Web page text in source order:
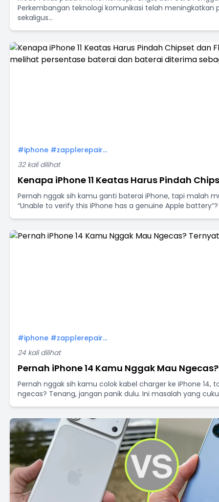
Perkembangan teknologi komunikasi telah meningkatkan
sekaligus...
#iphone #zapplerepair...
32 kali dilihat
Kenapa iPhone 11 Keatas Harus Pindah
Pernah nggak sih kamu ganti baterai iPhone, tapi malah
“Unable to verify this iPhone has a genuine Apple
#iphone #zapplerepair...
24 kali dilihat
Pernah iPhone 14 Kamu Nggak Mau
Pernah nggak sih kamu colok kabel charger ke iPhone 14,
ngecas? Tenang, jangan panik dulu. Ini masalah yang